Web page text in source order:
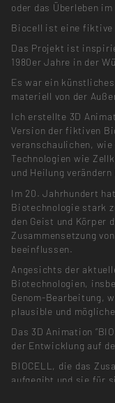
oder das Überleben
Biocell ist eine fiktive
Das Projekt ist
1980er Jahre in der
Es war ein
materiell von der
Ich erstellte 3D
Version der fiktiven
veranschaulichen,
Technologien wie
und Heilung verändern
Im 20. Jahrhundert
Biotechnologie stark
den Geist und Körper
Zusammensetzung
beeinflussen.
Angesichts der
Biotechnologien,
Genom-Bearbeitung,
plausible und
Das 3D Animation
der Entwicklung auf
BIOCELL, die das
aufgegibt und sie für